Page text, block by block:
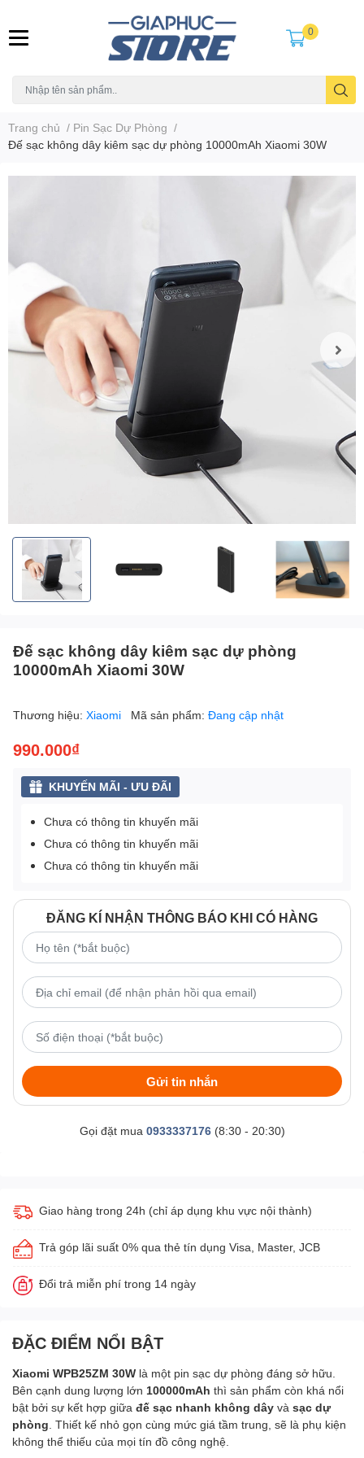
0
Trang chủ / Pin Sạc Dự Phòng /
Đế sạc không dây kiêm sạc dự phòng 10000mAh Xiaomi 30W
Đế sạc không dây kiêm sạc dự phòng
10000mAh Xiaomi 30W
Thương hiệu: Xiaomi Mã sản phẩm: Đang cập nhật
990.000₫
KHUYẾN MÃI - ƯU ĐÃI
Chưa có thông tin khuyến mãi
Chưa có thông tin khuyến mãi
Chưa có thông tin khuyến mãi
ĐĂNG KÍ NHẬN THÔNG BÁO KHI CÓ HÀNG
Gửi tin nhắn
Gọi đặt mua 0933337176(8:30 - 20:30)
Giao hàng trong 24h (chỉ áp dụng khu vực nội thành)
Trả góp lãi suất 0% qua thẻ tín dụng Visa, Master, JCB
Đổi trả miễn phí trong 14 ngày
ĐẶC ĐIỂM NỔI BẬT
Xiaomi WPB25ZM 30W là một pin sạc dự phòng đáng sở hữu.
Bên cạnh dung lượng lớn 100000mAh thì sản phẩm còn khá nổi
bật bởi sự kết hợp giữa đế sạc nhanh không dây và sạc dự
phòng . Thiết kế nhỏ gọn cùng mức giá tầm trung, sẽ là phụ kiện
không thể thiếu của mọi tín đồ công nghệ.